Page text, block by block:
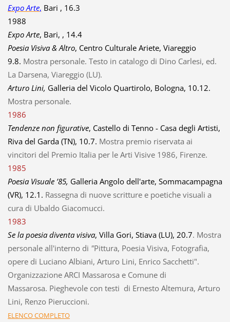
Expo Arte, Bari , 16.3
1988
Expo Arte, Bari, , 14.4
Poesia Visiva & Altro, Centro Culturale Ariete, Viareggio
9.8. Mostra personale. Testo in catalogo di Dino Carlesi, ed.
La Darsena, Viareggio (LU).
Arturo Lini, Galleria del Vicolo Quartirolo, Bologna, 10.12.
Mostra personale.
1986
Tendenze non figurative, Castello di Tenno - Casa degli Artisti,
Riva del Garda (TN), 10.7. Mostra premio riservata ai
vincitori del Premio Italia per le Arti Visive 1986, Firenze.
1985
Poesia Visuale ’85, Galleria Angolo dell'arte, Sommacampagna
(VR), 12.1. Rassegna di nuove scritture e poetiche visuali a
cura di Ubaldo Giacomucci.
1983
Se la poesia diventa visiva, Villa Gori, Stiava (LU), 20.7. Mostra
personale all'interno di "Pittura, Poesia Visiva, Fotografia,
opere di Luciano Albiani, Arturo Lini, Enrico Sacchetti".
Organizzazione ARCI Massarosa e Comune di
Massarosa. Pieghevole con testi di Ernesto Altemura, Arturo
Lini, Renzo Pieruccioni.
ELENCO COMPLETO